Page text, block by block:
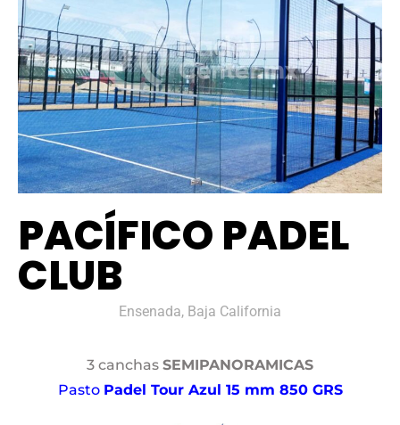
PACÍFICO PADEL
CLUB
Ensenada, Baja California
3 canchas SEMIPANORAMICAS
Pasto Padel Tour Azul 15 mm 850 GRS